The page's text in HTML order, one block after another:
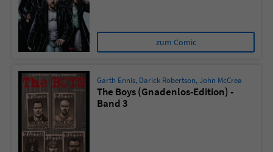
zum Comic
Garth Ennis, Darick Robertson,John McCrea
The Boys (Gnadenlos-Edition) -
Band 3
Anbieter Literatur-Couch Medien GmbH & Co. KG
Laufzeit Session
Zweck
Dieses Cookie gewährleistet die
Kommunikation der Webseite mit dem
Benutzer. Es wird benötigt um z. B. den